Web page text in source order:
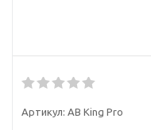
Артикул: AB King Pro